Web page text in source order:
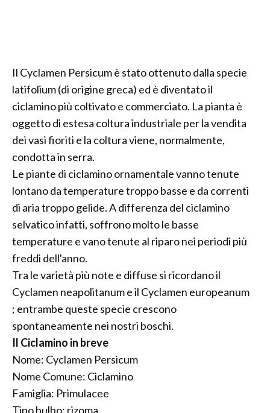
Il Cyclamen Persicum è stato ottenuto dalla specie
latifolium (di origine greca) ed è diventato il
ciclamino più coltivato e commerciato. La pianta è
oggetto di estesa coltura industriale per la vendita
dei vasi fioriti e la coltura viene, normalmente,
condotta in serra.
Le piante di ciclamino ornamentale vanno tenute
lontano da temperature troppo basse e da correnti
di aria troppo gelide. A differenza del ciclamino
selvatico infatti, soffrono molto le basse
temperature e vano tenute al riparo nei periodi più
freddi dell'anno.
Tra le varietà più note e diffuse si ricordano il
Cyclamen neapolitanum e il Cyclamen europeanum
; entrambe queste specie crescono
spontaneamente nei nostri boschi.
Il Ciclamino in breve
Nome: Cyclamen Persicum
Nome Comune: Ciclamino
Famiglia: Primulacee
Tipo bulbo: rizoma